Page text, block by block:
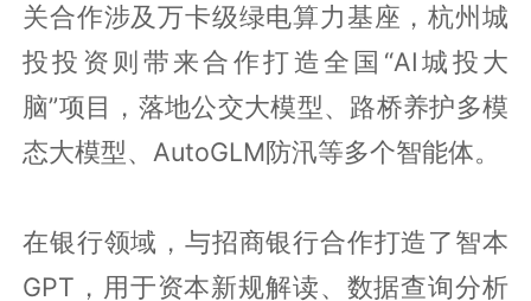
关合作涉及万卡级绿电算力基座，杭州城
投投资则带来合作打造全国“AI城投大
脑”项目，落地公交大模型、路桥养护多模
态大模型、AutoGLM防汛等多个智能体。
在银行领域，与招商银行合作打造了智本
GPT，用于资本新规解读、数据查询分析